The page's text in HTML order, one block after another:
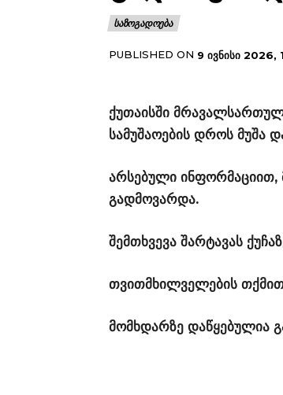
ᲡᲐᲖᲝᲒᲐᲓᲝᲔᲑᲐ
PUBLISHED ON 9 ᲘᲕᲜᲘᲡᲘ 2026,
ქუთაისში
სამუშაოების დროს მუშა
არსებული ინფორმაციით,
გადმოვარდა.
შემთხვევა შარტავას
თვითმხილველების
მომხდარზე დაწყებულია